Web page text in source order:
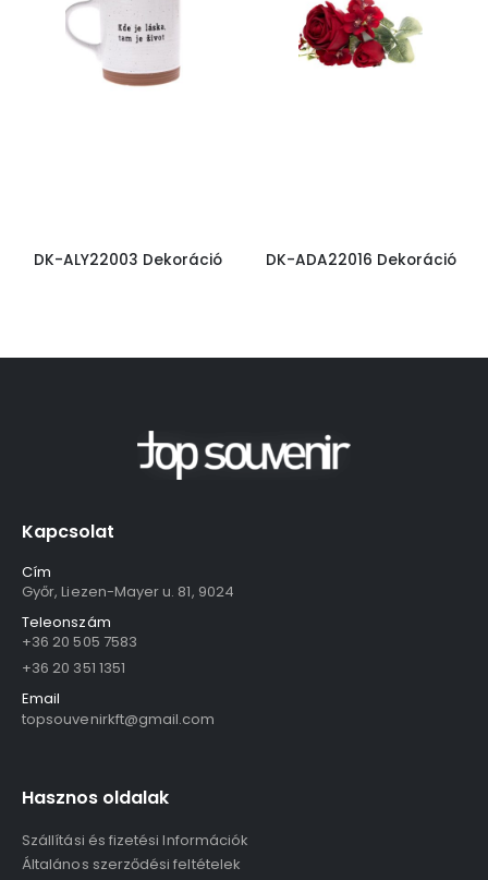
DK-ALY22003 Dekoráció DK-ADA22016 Dekoráció
Kapcsolat
Cím
Győr, Liezen-Mayer u. 81, 9024
Teleonszám
+36 20 505 7583
+36 20 351 1351
Email
topsouvenirkft@gmail.com
Hasznos oldalak
Szállítási és fizetési Információk
Általános szerződési feltételek